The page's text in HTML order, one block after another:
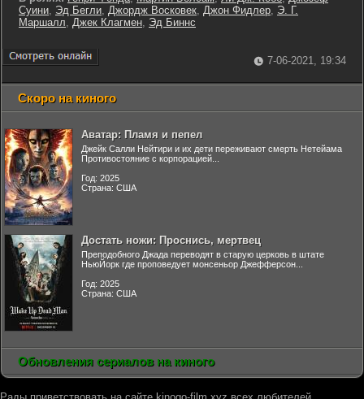
Суини, Эд Бегли, Джордж Восковек, Джон Фидлер, Э. Г.
Маршалл, Джек Клагмен, Эд Биннс
7-06-2021, 19:34
Скоро на киного
Аватар: Пламя и пепел
Джейк Салли Нейтири и их дети переживают смерть Нетейама
Противостояние с корпорацией...
Год: 2025
Страна: США
Достать ножи: Проснись, мертвец
Преподобного Джада переводят в старую церковь в штате
НьюЙорк где проповедует монсеньор Джефферсон...
Год: 2025
Страна: США
Обновления сериалов на киного